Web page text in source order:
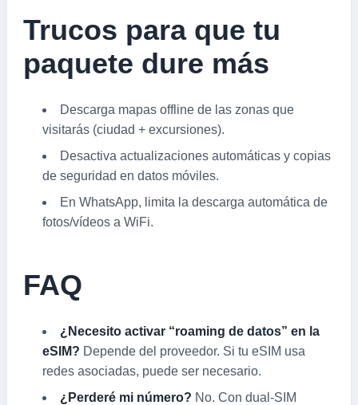
Trucos para que tu
paquete dure más
Descarga mapas offline de las zonas que
visitarás (ciudad + excursiones).
Desactiva actualizaciones automáticas y copias
de seguridad en datos móviles.
En WhatsApp, limita la descarga automática de
fotos/vídeos a WiFi.
FAQ
¿Necesito activar “roaming de datos” en la
eSIM? Depende del proveedor. Si tu eSIM usa
redes asociadas, puede ser necesario.
¿Perderé mi número? No. Con dual‑SIM